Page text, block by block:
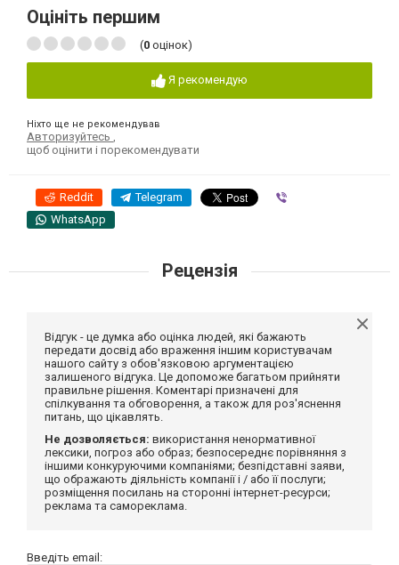
Оцініть першим
(0 оцінок)
Я рекомендую
Ніхто ще не рекомендував
Авторизуйтесь
щоб оцінити і порекомендувати
Reddit Telegram
WhatsApp
Рецензія
Відгук - це думка або оцінка людей, які бажають
передати досвід або враження іншим користувачам
нашого сайту з обов'язковою аргументацією
залишеного відгука. Це допоможе багатьом прийняти
правильне рішення. Коментарі призначені для
спілкування та обговорення, а також для роз'яснення
питань, що цікавлять.
Не дозволяється: використання ненормативної
лексики, погроз або образ; безпосереднє порівняння з
іншими конкуруючими компаніями; безпідставні заяви,
що ображають діяльність компанії і / або її послуги;
розміщення посилань на сторонні інтернет-ресурси;
реклама та самореклама.
Введіть email: